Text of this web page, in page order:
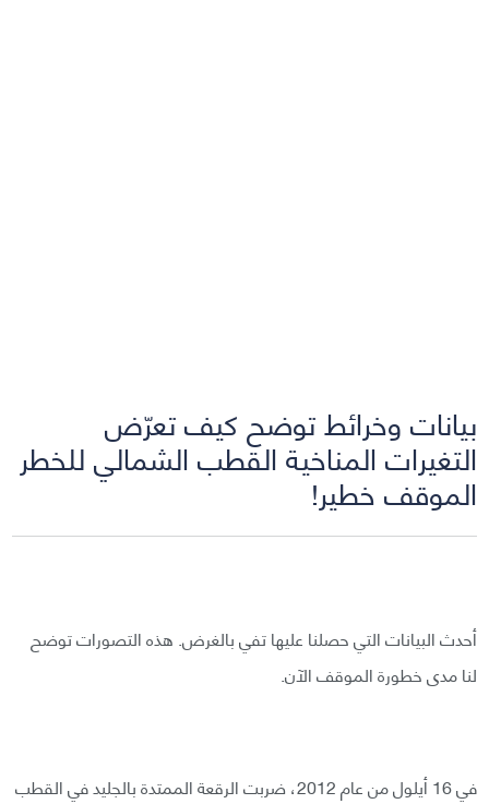
بيانات وخرائط توضح كيف تعرّض
التغيرات المناخية القطب الشمالي للخطر
الموقف خطير!
أحدث البيانات التي حصلنا عليها تفي بالغرض. هذه التصورات توضح
لنا مدى خطورة الموقف الآن.
في 16 أيلول من عام 2012، ضربت الرقعة الممتدة بالجليد في القطب